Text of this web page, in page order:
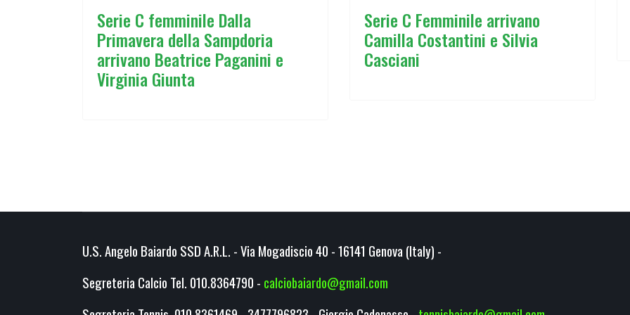
Serie C femminile Dalla
Primavera della Sampdoria
arrivano Beatrice Paganini e
Virginia Giunta
Serie C Femminile arrivano
Camilla Costantini e Silvia
Casciani
U.S. Angelo Baiardo SSD A.R.L. - Via Mogadiscio 40 - 16141 Genova (Italy) -
Segreteria Calcio Tel. 010.8364790 - calciobaiardo@gmail.com